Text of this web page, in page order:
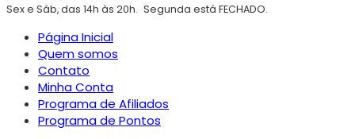
Sex e Sáb, das 14h às 20h. Segunda está FECHADO.
Página Inicial
Quem somos
Contato
Minha Conta
Programa de Afiliados
Programa de Pontos